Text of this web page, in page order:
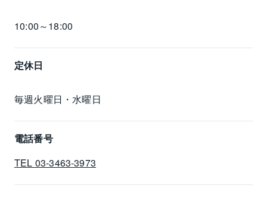
10:00～18:00
定休日
毎週火曜日・水曜日
電話番号
TEL 03-3463-3973